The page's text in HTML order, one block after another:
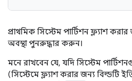
প্রাথমিক সিস্টেম পার্টিশন ফ্ল্যাশ
অবস্থা পুনরুদ্ধার করুন।
মনে রাখবেন যে, যদি সিস্টেম
(সিস্টেমে ফ্ল্যাশ করার জন্য বিল্ডটি